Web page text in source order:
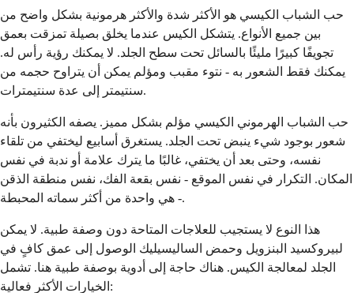
حب الشباب الكيسي هو الأكثر شدة والأكثر هرمونية بشكل واضح من
بين جميع الأنواع. يتشكل الكيس عندما يخلق بصيلة تمزقت بعمق
تجويفًا كبيرًا مليئًا بالسائل تحت سطح الجلد. لا يمكنك رؤية رأس له.
يمكنك فقط الشعور به - نتوء مقبب ومؤلم يمكن أن يتراوح حجمه من
سنتيمتر إلى عدة سنتيمترات.
حب الشباب الهرموني الكيسي مؤلم بشكل مميز. يصفه الكثيرون بأنه
شعور بوجود شيء ينبض تحت الجلد. يستغرق أسابيع ليختفي من تلقاء
نفسه، وحتى بعد أن يختفي، غالبًا ما يترك علامة أو ندبة في نفس
المكان. التكرار في نفس الموقع - نفس بقعة الفك، نفس منطقة الذقن
- هي واحدة من أكثر سماته المحبطة.
هذا النوع لا يستجيب للعلاجات المتاحة دون وصفة طبية. لا يمكن
لبيروكسيد البنزويل وحمض الساليسيليك الوصول إلى عمق كافٍ في
الجلد لمعالجة الكيس. هناك حاجة إلى أدوية بوصفة طبية هنا. تشمل
الخيارات الأكثر فعالية: